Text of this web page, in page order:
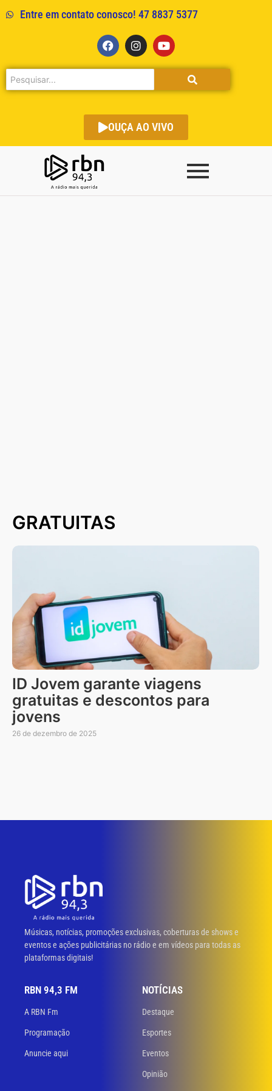
Entre em contato conosco! 47 8837 5377
OUÇA AO VIVO
GRATUITAS
ID Jovem garante viagens
gratuitas e descontos para
jovens
26 de dezembro de 2025
Músicas, notícias, promoções exclusivas, coberturas de shows e
eventos e ações publicitárias no rádio e em vídeos para todas as
plataformas digitais!
RBN 94,3 FM
A RBN Fm
Programação
Anuncie aqui
NOTÍCIAS
Destaque
Esportes
Eventos
Opinião